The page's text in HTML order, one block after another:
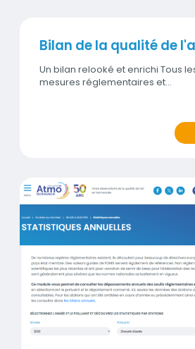
Bilan de la qualité de
Un bilan relooké et enrichi Tous
mesures réglementaires et…
Contenu
Titre
Statistiques annuelles des
Visuel